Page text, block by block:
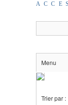
Menu
Trier par :